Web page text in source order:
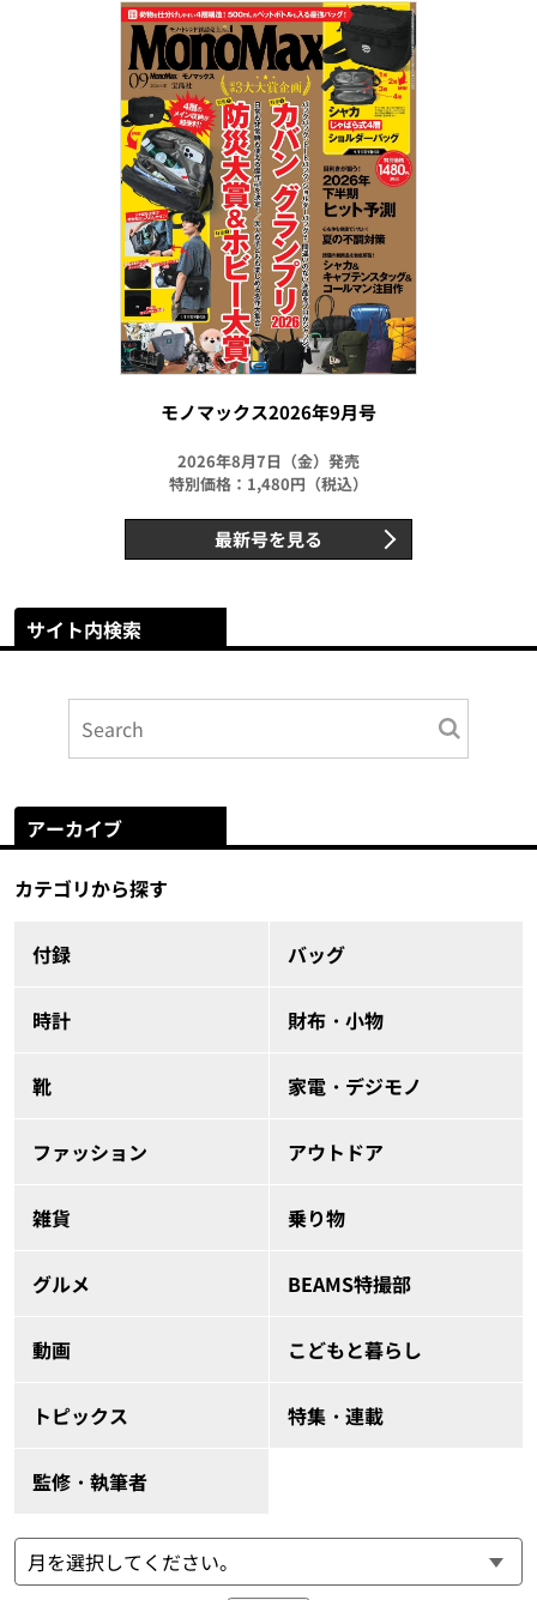
モノマックス2026年9月号
2026年8月7日（金）発売
特別価格：1,480円（税込）
最新号を見る
サイト内検索
アーカイブ
カテゴリから探す
付録 バッグ
時計 財布・小物
靴 家電・デジモノ
ファッション アウトドア
雑貨 乗り物
グルメ BEAMS特撮部
動画 こどもと暮らし
トピックス 特集・連載
監修・執筆者